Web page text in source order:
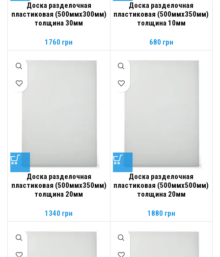
Доска разделочная
пластиковая (500ммх300мм)
толщина 30мм
1760 грн
Доска разделочная
пластиковая (500ммх350мм)
толщина 10мм
680 грн
Доска разделочная
пластиковая (500ммх350мм)
толщина 20мм
1340 грн
Доска разделочная
пластиковая (500ммх500мм)
толщина 20мм
1880 грн